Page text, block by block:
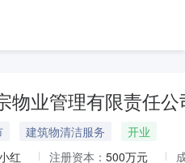
物业管理有限责任公
建筑物清洁服务
开业
红 注册资本： 500万元